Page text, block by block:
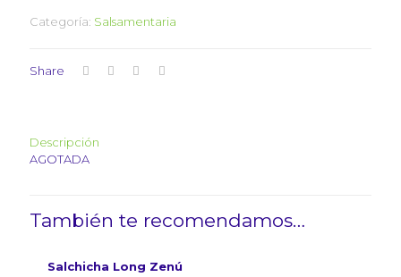
Categoría: Salsamentaria
Share
Descripción
AGOTADA
También te recomendamos…
Salchicha Long Zenú